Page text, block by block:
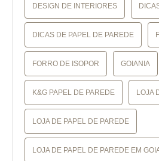
DESIGN DE INTERIORES
DICAS DE PAPEL DE PAREDE
FORRO DE ISOPOR GOIANIA
K&G PAPEL DE PAREDE LOJA
LOJA DE PAPEL DE PAREDE
LOJA DE PAPEL DE PAREDE EM